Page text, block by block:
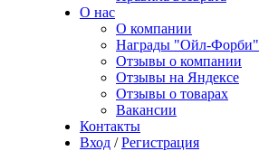
О нас
О компании
Награды "Ойл-Форби"
Отзывы о компании
Отзывы на Яндексе
Отзывы о товарах
Вакансии
Контакты
Вход / Регистрация